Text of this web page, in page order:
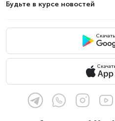
32 ГБ встроенной
Благодаря 32 ГБ
Будьте в курсе новостей